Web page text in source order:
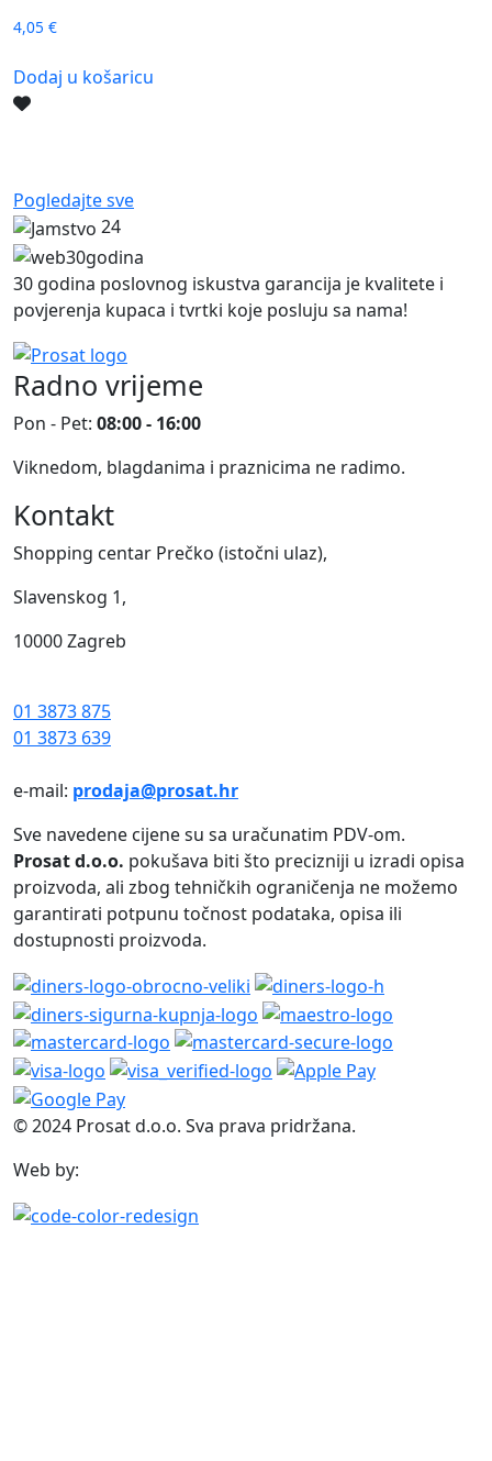
4,05 €
Dodaj u košaricu
Pogledajte sve
24
30 godina poslovnog iskustva garancija je kvalitete i
povjerenja kupaca i tvrtki koje posluju sa nama!
Radno vrijeme
Pon - Pet: 08:00 - 16:00
Viknedom, blagdanima i praznicima ne radimo.
Kontakt
Shopping centar Prečko (istočni ulaz),
Slavenskog 1,
10000 Zagreb
01 3873 875
01 3873 639
e-mail: prodaja@prosat.hr
Sve navedene cijene su sa uračunatim PDV-om.
Prosat d.o.o. pokušava biti što precizniji u izradi opisa
proizvoda, ali zbog tehničkih ograničenja ne možemo
garantirati potpunu točnost podataka, opisa ili
dostupnosti proizvoda.
© 2024 Prosat d.o.o. Sva prava pridržana.
Web by: